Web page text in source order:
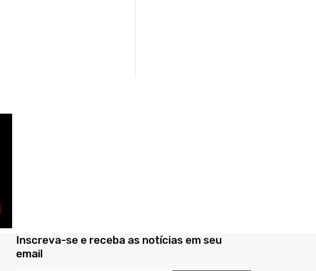
Inscreva-se e receba as notícias em seu
email